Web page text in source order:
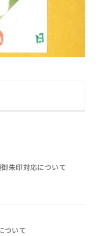
朱印対応について
ついて